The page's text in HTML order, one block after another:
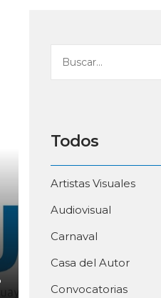
Todos
Artistas Visuales
Audiovisual
Carnaval
Casa del Autor
Convocatorias